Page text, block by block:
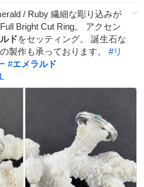
/ Ruby 繊細な彫り込みが
Bright Cut Ring。 アクセン
ドをセッティング。 誕生石な
製作も承っております。 #リ
#エメラルド